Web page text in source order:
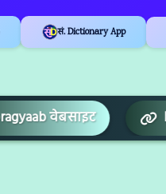
सं. Dictionary App
pragyaab वेबसाइट